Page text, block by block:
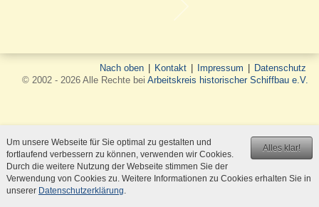
Nach oben Kontakt Impressum
Datenschutz
© 2002 - 2026 Alle Rechte bei Arbeitskreis historischer Schiffbau e.V.
Alles klar!
Um unsere Webseite für Sie optimal zu gestalten und
fortlaufend verbessern zu können, verwenden wir Cookies.
Durch die weitere Nutzung der Webseite stimmen Sie der
Verwendung von Cookies zu. Weitere Informationen zu Cookies erhalten Sie in
unserer Datenschutzerklärung